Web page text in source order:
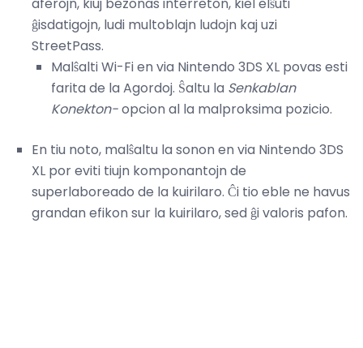
ĝisdatigojn, ludi multoblajn ludojn kaj uzi
StreetPass.
Malŝalti Wi-Fi en via Nintendo 3DS XL povas esti
farita de la Agordoj. Ŝaltu la Senkablan
Konekton-opcion al la malproksima pozicio.
En tiu noto, malŝaltu la sonon en via Nintendo 3DS
XL por eviti tiujn komponantojn de
superlaboreado de la kuirilaro. Ĉi tio eble ne havus
grandan efikon sur la kuirilaro, sed ĝi valoris pafon.